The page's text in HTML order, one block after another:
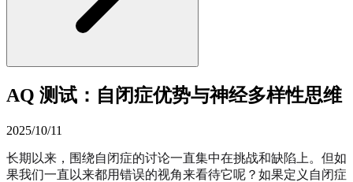
AQ 测试：自闭症优势与神经多样性思维
2025/10/11
长期以来，围绕自闭症的讨论一直集中在挑战和缺陷上。但如
果我们一直以来都用错误的视角来看待它呢？如果定义自闭症